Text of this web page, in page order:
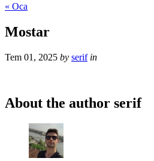
« Oca
Mostar
Tem 01, 2025 by serif in
About the author serif